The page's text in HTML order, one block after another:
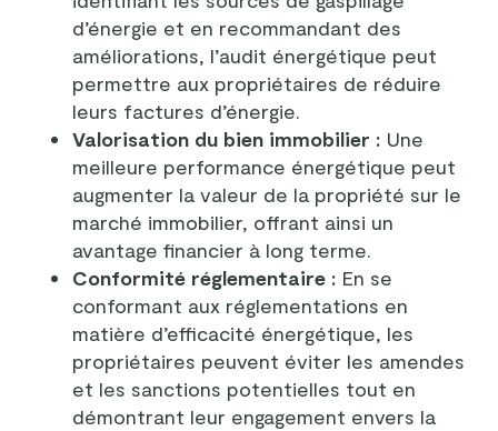
d’énergie et en recommandant des
améliorations, l’audit énergétique peut
permettre aux propriétaires de réduire
leurs factures d’énergie.
Valorisation du bien immobilier : Une
meilleure performance énergétique peut
augmenter la valeur de la propriété sur le
marché immobilier, offrant ainsi un
avantage financier à long terme.
Conformité réglementaire : En se
conformant aux réglementations en
matière d’efficacité énergétique, les
propriétaires peuvent éviter les amendes
et les sanctions potentielles tout en
démontrant leur engagement envers la